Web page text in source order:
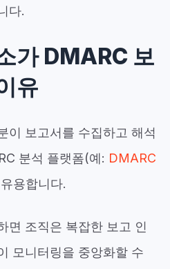
다.
가 DMARC 보
유
이 보고서를 수집하고 해석
분석 플랫폼(예: DMARC
용합니다.
면 조직은 복잡한 보고 인
모니터링을 중앙화할 수